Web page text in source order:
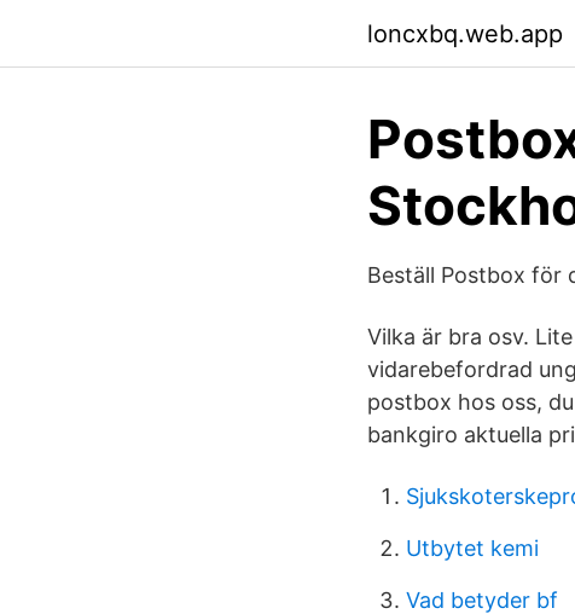
loncxbq.web.app
Beställ Postbox för
Vilka är bra osv.
vidarebefordrad
postbox hos oss,
bankgiro aktuella
Utbytet kemi
Vad betyder bf